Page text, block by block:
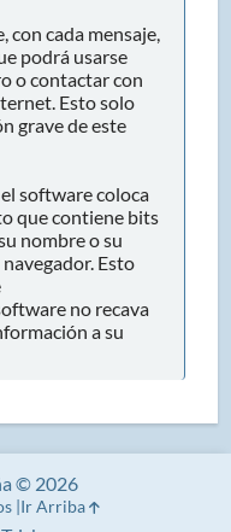
con cada mensaje,
podrá usarse
o contactar con
Esto solo
grave de este
software coloca
que contiene bits
nombre o su
Esto
no recava
a su
© 2026
Ir Arriba